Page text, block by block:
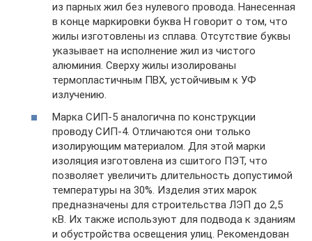
из парных жил без нулевого провода. Нанесенная
в конце маркировки буква Н говорит о том, что
жилы изготовлены из сплава. Отсутствие буквы
указывает на исполнение жил из чистого
алюминия. Сверху жилы изолированы
термопластичным ПВХ, устойчивым к УФ
излучению.
Марка СИП-5 аналогична по конструкции
проводу СИП-4. Отличаются они только
изолирующим материалом. Для этой марки
изоляция изготовлена из сшитого ПЭТ, что
позволяет увеличить длительность допустимой
температуры на 30%. Изделия этих марок
предназначены для строительства ЛЭП до 2,5
кВ. Их также используют для подвода к зданиям
и обустройства освещения улиц. Рекомендован